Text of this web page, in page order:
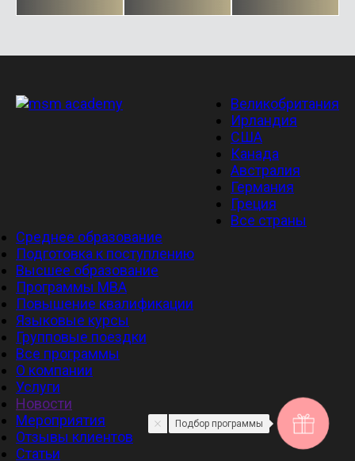
Великобритания
Ирландия
США
Канада
Австралия
Германия
Греция
Все страны
Среднее образование
Подготовка к поступлению
Высшее образование
Программы MBA
Повышение квалификации
Языковые курсы
Групповые поездки
Все программы
О компании
Услуги
Новости
Мероприятия
Отзывы клиентов
Статьи
Подбор программы